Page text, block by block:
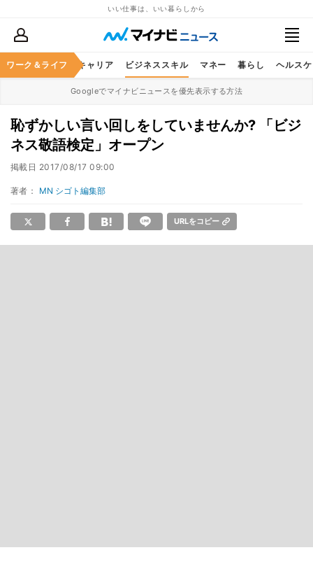
いい仕事は、いい暮らしから
ワーク＆ライフ キャリア ビジネススキル マネー 暮らし ヘルス
Googleでマイナビニュースを優先表示する方法
恥ずかしい言い回しをしていませんか? 「ビジ
ネス敬語検定」オープン
掲載日 2017/08/17 09:00
著者： MN シゴト編集部
URLをコピー